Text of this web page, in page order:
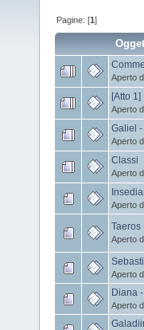
Pagine: [1]
Aperto
[Atto
Aperto
Galiel
Aperto
Classi
Aperto
Aperto
Taeros
Aperto
Aperto
Diana
Aperto